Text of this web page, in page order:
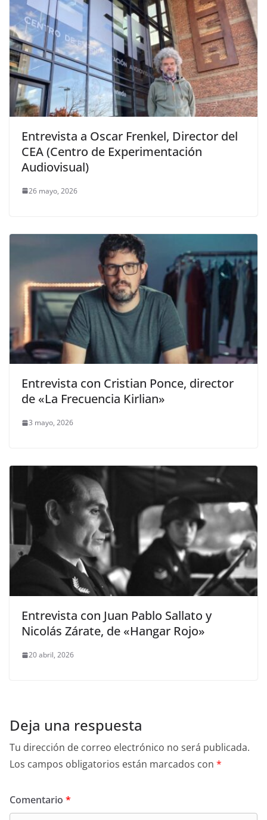
Entrevista a Oscar Frenkel, Director del
CEA (Centro de Experimentación
Audiovisual)
26 mayo, 2026
Entrevista con Cristian Ponce, director
de «La Frecuencia Kirlian»
3 mayo, 2026
Entrevista con Juan Pablo Sallato y
Nicolás Zárate, de «Hangar Rojo»
20 abril, 2026
Deja una respuesta
Tu dirección de correo electrónico no será publicada.
Los campos obligatorios están marcados con *
Comentario *